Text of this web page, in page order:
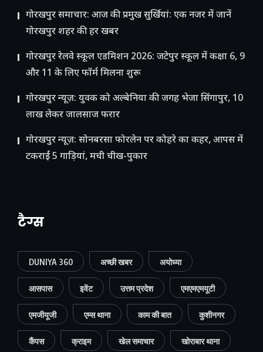
गोरखपुर समाचार: आज की प्रमुख सुर्खियां: एक नजर में जानें
गोरखपुर शहर की हर खबर
गोरखपुर रेलवे स्कूल एडमिशन 2026: जटेपुर स्कूल में कक्षा 6, 9
और 11 के लिए फॉर्म मिलना शुरू
गोरखपुर न्यूज़: युवक को अल्बेनिया की जगह भेजा सिंगापुर, 10
लाख लेकर जालसाज फरार
गोरखपुर न्यूज़: सोनबरसा फोरलेन पर कोहरे का कहर, आपस में
टकराईं 5 गाड़ियां, मची चीख-पुकार
टैग्स
DUNIYA 360 अच्छी खबर अयोध्या
आसपास इवेंट उत्तम प्रदेश एमएमएमयूटी
एमजीयूजी एम्स थाना काम की बात कुशीनगर
कैंपस क्राइम खेल समाचार खोराबार थाना